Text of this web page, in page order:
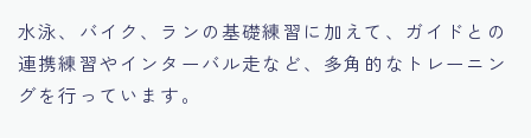
水泳、バイク、ランの基礎練習に加えて、ガイドとの
連携練習やインターバル走など、多角的なトレーニン
グを行っています。